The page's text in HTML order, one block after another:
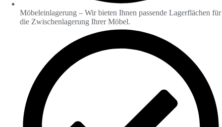
Möbeleinlagerung – Wir bieten Ihnen passende Lagerflächen für
die Zwischenlagerung Ihrer Möbel.